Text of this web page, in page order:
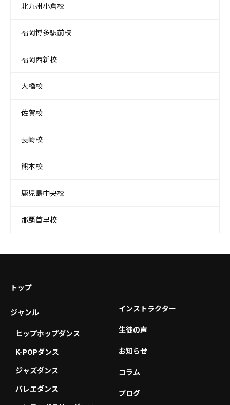
北九州小倉校
福岡博多駅前校
福岡西新校
大橋校
佐賀校
長崎校
熊本校
鹿児島中央校
那覇首里校
トップ
ジャンル
ヒップホップダンス
K-POPダンス
ジャズダンス
バレエダンス
インストラクター
生徒の声
お知らせ
コラム
ブログ